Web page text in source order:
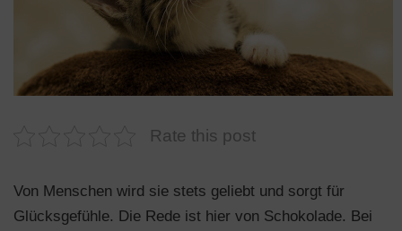
n
Rate this post
Von Menschen wird sie stets geliebt und sorgt für
Glücksgefühle. Die Rede ist hier von Schokolade. Bei